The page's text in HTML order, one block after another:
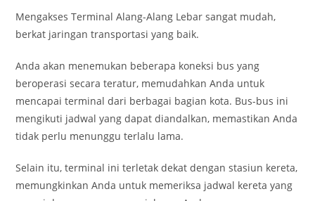
Mengakses Terminal Alang-Alang Lebar sangat mudah,
berkat jaringan transportasi yang baik.
Anda akan menemukan beberapa koneksi bus yang
beroperasi secara teratur, memudahkan Anda untuk
mencapai terminal dari berbagai bagian kota. Bus-bus ini
mengikuti jadwal yang dapat diandalkan, memastikan Anda
tidak perlu menunggu terlalu lama.
Selain itu, terminal ini terletak dekat dengan stasiun kereta,
memungkinkan Anda untuk memeriksa jadwal kereta yang